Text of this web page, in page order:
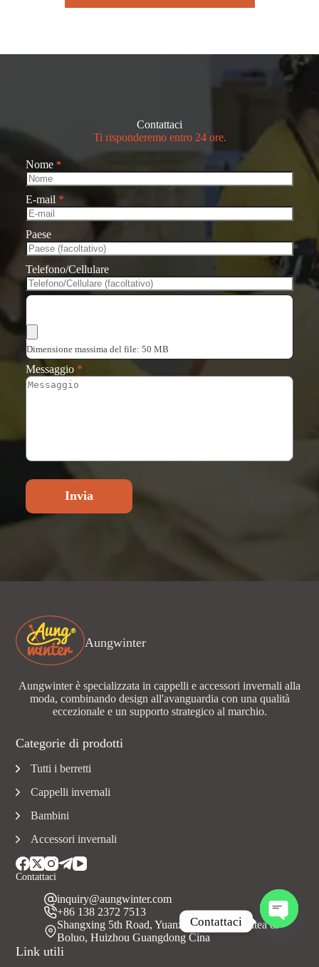
Contattaci
Ti risponderemo entro 24 ore.
Nome *
E-mail *
Paese
Telefono/Cellulare
Dimensione massima del file: 50 MB
Messaggio *
Invia
Aungwinter
Aungwinter è specializzata in cappelli e accessori invernali alla
moda, combinando design all'avanguardia con una qualità
eccezionale e un supporto strategico al marchio.
Contattaci
inquiry@aungwinter.com
+86 138 2372 7513
Shangxing 5th Road, Yuanzhou Town, Contea di
Boluo, Huizhou Guangdong Cina
Link utili
Categorie di prodotti
Tutti i berretti
Cappelli invernali
Bambini
Accessori invernali
Contattaci